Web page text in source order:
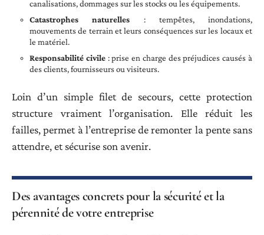
canalisations, dommages sur les stocks ou les équipements.
Catastrophes naturelles : tempêtes, inondations,
mouvements de terrain et leurs conséquences sur les locaux et
le matériel.
Responsabilité civile: prise en charge des préjudices causés à
des clients, fournisseurs ou visiteurs.
Loin d’un simple filet de secours, cette protection
structure vraiment l’organisation. Elle réduit les
failles, permet à l’entreprise de remonter la pente sans
attendre, et sécurise son avenir.
Des avantages concrets pour la sécurité et la
pérennité de votre entreprise